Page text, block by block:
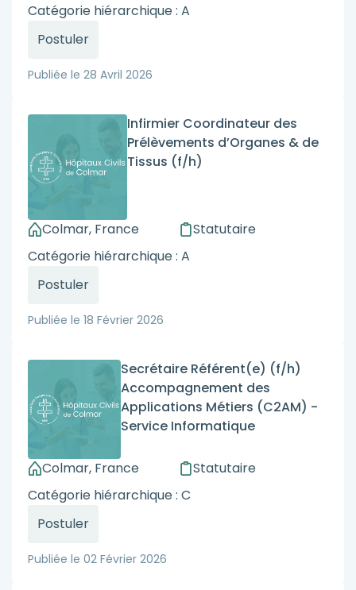
Catégorie hiérarchique : A
Postuler
Publiée le 28 Avril 2026
Infirmier Coordinateur des
Prélèvements d’Organes & de
Tissus (f/h)
Colmar, France
Statutaire
Catégorie hiérarchique : A
Postuler
Publiée le 18 Février 2026
Secrétaire Référent(e) (f/h)
Accompagnement des
Applications Métiers (C2AM) -
Service Informatique
Colmar, France
Statutaire
Catégorie hiérarchique : C
Postuler
Publiée le 02 Février 2026